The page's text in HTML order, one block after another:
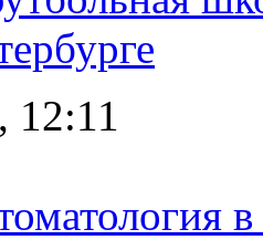
12:11